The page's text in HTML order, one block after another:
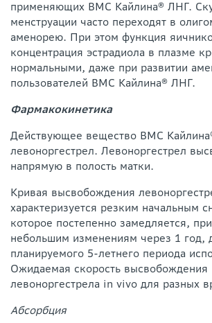
применяющих ВМС Кайлина® ЛНГ.
менструации часто переходят в
аменорею. При этом функция
концентрация эстрадиола в плазме
нормальными, даже при развитии
пользователей ВМС Кайлина® ЛНГ.
Фармакокинетика
Действующее вещество ВМС
левоноргестрел. Левоноргестрел
напрямую в полость матки.
Кривая высвобождения
характеризуется резким начальным
которое постепенно замедляется,
небольшим изменениям через 1 год,
планируемого 5-летнего периода
Ожидаемая скорость высвобождения
левоноргестрела in vivo для разных
Абсорбция